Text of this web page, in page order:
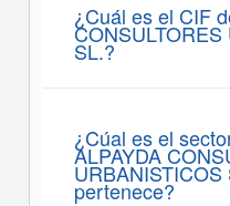
¿Cuál es el CIF
SL.?
¿Cúal es el
ALPAYDA
pertenece?